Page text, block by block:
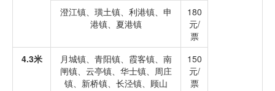
澄江镇、璜土镇、利港镇、申
港镇、夏港镇
180
元/
票
4.3米
月城镇、青阳镇、霞客镇、南
闸镇、云亭镇、华士镇、周庄
镇、新桥镇、长泾镇、顾山
150
元/
票